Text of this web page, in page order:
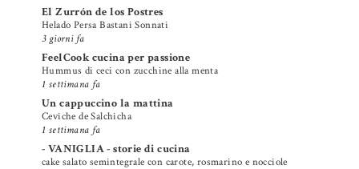
El Zurrón de los Postres
Helado Persa Bastani Sonnati
3 giorni fa
FeelCook cucina per passione
Hummus di ceci con zucchine alla menta
1 settimana fa
Un cappuccino la mattina
Ceviche de Salchicha
1 settimana fa
- VANIGLIA - storie di cucina
cake salato semintegrale con carote, rosmarino e nocciole